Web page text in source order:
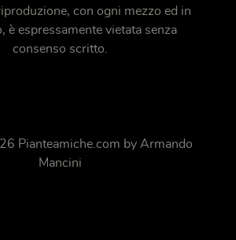
con ogni mezzo ed in
è espressamente vietata senza
consenso scritto.
Pianteamiche.com by Armando
Mancini